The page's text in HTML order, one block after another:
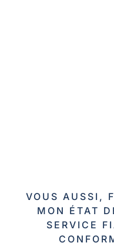
VOUS AUSSI,
MON ÉTAT
SERVICE